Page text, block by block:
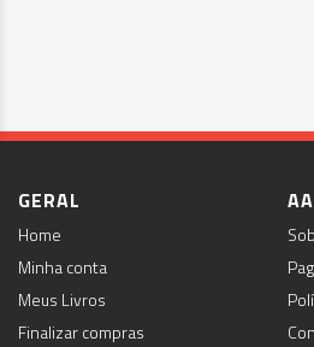
GERAL
Home
Minha conta
Meus Livros
Finalizar compras